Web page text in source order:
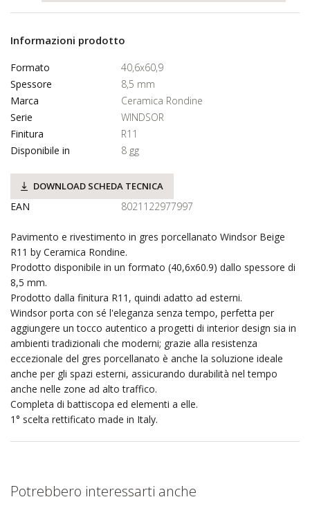
Informazioni prodotto
Formato
40,6x60,9
Spessore
8,5 mm
Marca
Ceramica Rondine
Serie
WINDSOR
Finitura
R11
Disponibile in
8 gg
DOWNLOAD SCHEDA TECNICA
EAN 8021122977997
Pavimento e rivestimento in gres porcellanato Windsor Beige
R11 by Ceramica Rondine.
Prodotto disponibile in un formato (40,6x60.9) dallo spessore di
8,5 mm.
Prodotto dalla finitura R11, quindi adatto ad esterni.
Windsor porta con sé l'eleganza senza tempo, perfetta per
aggiungere un tocco autentico a progetti di interior design sia in
ambienti tradizionali che moderni; grazie alla resistenza
eccezionale del gres porcellanato è anche la soluzione ideale
anche per gli spazi esterni, assicurando durabilità nel tempo
anche nelle zone ad alto traffico.
Completa di battiscopa ed elementi a elle.
1° scelta rettificato made in Italy.
Potrebbero interessarti anche